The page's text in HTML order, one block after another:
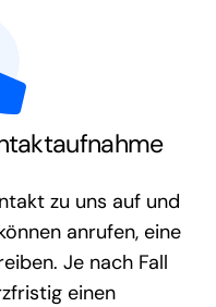
zu uns auf und
anrufen, eine
Je nach Fall
einen